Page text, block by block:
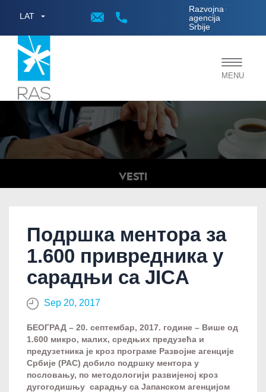
LAT
Razvojna
agencija
Srbije
;
Toggle
MENU
VESTI
Подршка ментора за
1.600 привредника у
сарадњи са ЈICA
Sep 20, 2017
БЕОГРАД – 20. септембaр, 2017. године – Више од
1.600 микро, малих, средњих предузећа и
предузетника је кроз програме Развојне агенције
Србије (РАС) добило подршку ментора у
пословању, по методологији развијеној кроз
дугогодишњу сарадњу са Јапанском агенцијом